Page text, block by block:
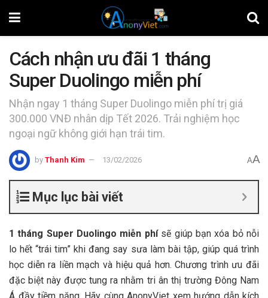
Cách nhận ưu đãi 1 tháng
Super Duolingo miễn phí
Nhận ngay 1 tháng Super Duolingo miễn phí trị giá
300.000 VNĐ nhân dịp Tết 2026. Trải nghiệm học
ngoại ngữ không giới hạn trái tim.
by Thanh Kim 13/02/2026 AA
Mục lục bài viết
1 tháng Super Duolingo miễn phísẽ giúp bạn xóa bỏ nỗi
lo hết “trái tim” khi đang say sưa làm bài tập, giúp quá trình
học diễn ra liền mạch và hiệu quả hơn. Chương trình ưu đãi
đặc biệt này được tung ra nhằm tri ân thị trường Đông Nam